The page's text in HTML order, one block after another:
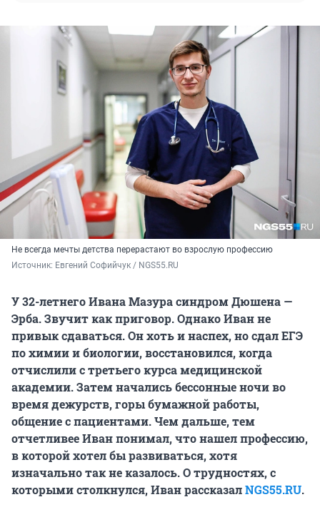
Не всегда мечты детства перерастают во взрослую профессию
Источник: Евгений Софийчук / NGS55.RU
У 32-летнего Ивана Мазура синдром Дюшена —
Эрба. Звучит как приговор. Однако Иван не
привык сдаваться. Он хоть и наспех, но сдал ЕГЭ
по химии и биологии, восстановился, когда
отчислили с третьего курса медицинской
академии. Затем начались бессонные ночи во
время дежурств, горы бумажной работы,
общение с пациентами. Чем дальше, тем
отчетливее Иван понимал, что нашел профессию,
в которой хотел бы развиваться, хотя
изначально так не казалось. О трудностях, с
которыми столкнулся, Иван рассказалNGS55.RU.